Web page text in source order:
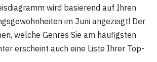
wird basierend auf Ihren
im Juni angezeigt! Der
welche Genres Sie am häufigsten
erscheint auch eine Liste Ihrer Top-